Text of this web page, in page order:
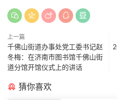
上一篇
千佛山街道办事处党工委书记赵
冬梅：在济南市图书馆千佛山街
道分馆开馆仪式上的讲话
猜你喜欢